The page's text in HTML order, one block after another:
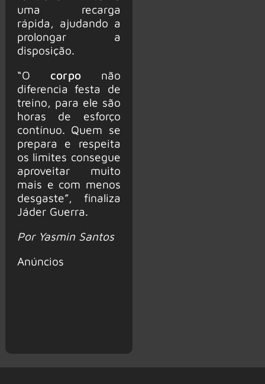
uma recarga
rápida, ajudando a
prolongar a
disposição.
“O corpo não
diferencia festa de
treino, para ele são
horas de esforço
contínuo. Quem se
prepara e respeita
os limites consegue
aproveitar muito
mais e com menos
desgaste”, finaliza
Jáder Guerra.
Por Yasmin Santos
Anúncios